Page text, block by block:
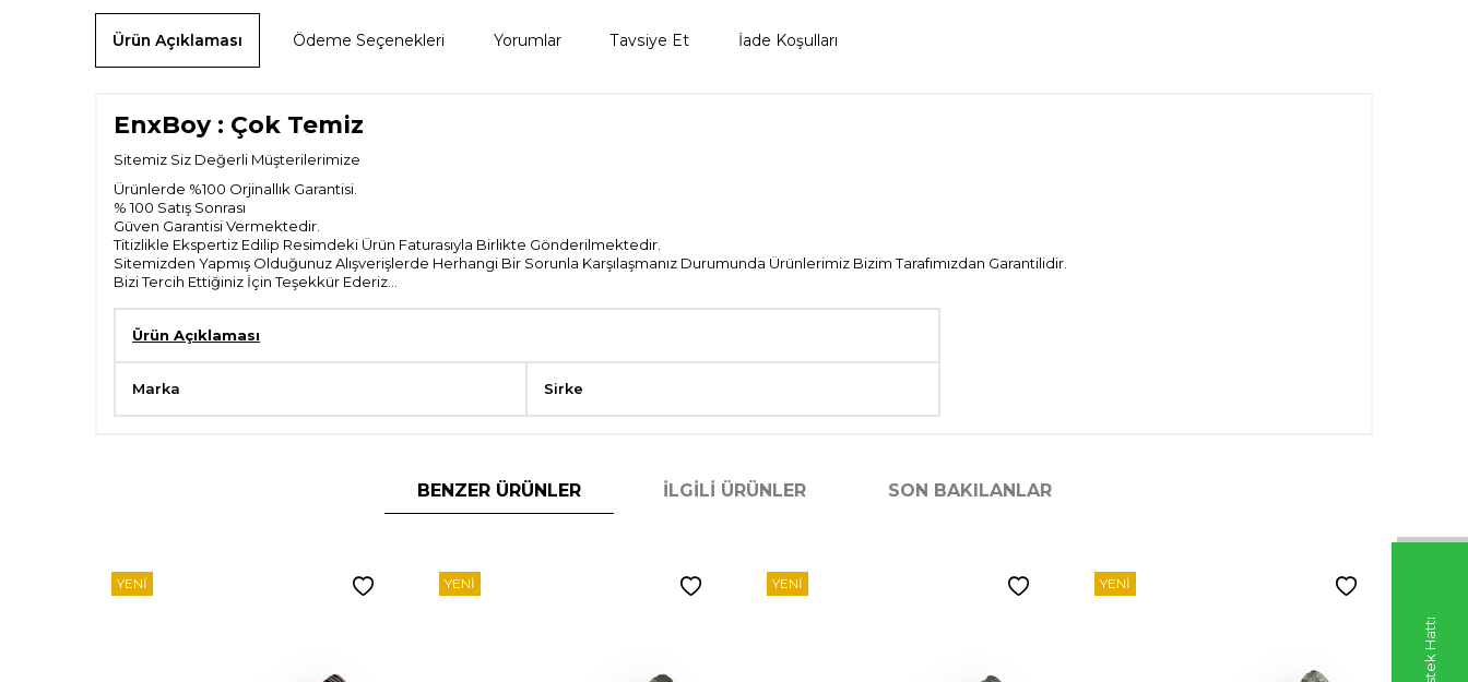
Ürün Açıklaması Ödeme Seçenekleri Yorumlar Tavsiye Et İade Koşulları
EnxBoy : Çok Temiz
Sitemiz Siz Değerli Müşterilerimize
Ürünlerde %100 Orjinallık Garantisi.
% 100 Satış Sonrası
Güven Garantisi Vermektedir.
Titizlikle Ekspertiz Edilip Resimdeki Ürün Faturasıyla Birlikte Gönderilmektedir.
Sitemizden Yapmış Olduğunuz Alışverişlerde Herhangi Bir Sorunla Karşılaşmanız Durumunda Ürünlerimiz Bizim Tarafımızdan Garantilidir.
Bizi Tercih Ettiğiniz İçin Teşekkür Ederiz...
Ürün Açıklaması
Marka Sirke
BENZER ÜRÜNLER İLGILI ÜRÜNLER SON BAKILANLAR
YENI YENI YENI YENI